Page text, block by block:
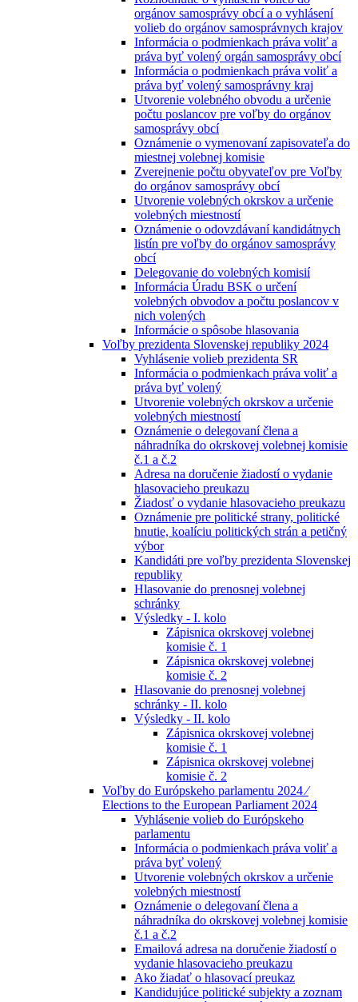
orgánov samosprávy obcí a o vyhlásení
volieb do orgánov samosprávnych krajov
Informácia o podmienkach práva voliť a
práva byť volený orgán samosprávy obcí
Informácia o podmienkach práva voliť a
práva byť volený samosprávny kraj
Utvorenie volebného obvodu a určenie
počtu poslancov pre voľby do orgánov
samosprávy obcí
Oznámenie o vymenovaní zapisovateľa do
miestnej volebnej komisie
Zverejnenie počtu obyvateľov pre Voľby
do orgánov samosprávy obcí
Utvorenie volebných okrskov a určenie
volebných miestností
Oznámenie o odovzdávaní kandidátnych
listín pre voľby do orgánov samosprávy
obcí
Delegovanie do volebných komisií
Informácia Úradu BSK o určení
volebných obvodov a počtu poslancov v
nich volených
Informácie o spôsobe hlasovania
Voľby prezidenta Slovenskej republiky 2024
Vyhlásenie volieb prezidenta SR
Informácia o podmienkach práva voliť a
práva byť volený
Utvorenie volebných okrskov a určenie
volebných miestností
Oznámenie o delegovaní člena a
náhradníka do okrskovej volebnej komisie
č.1 a č.2
Adresa na doručenie žiadostí o vydanie
hlasovacieho preukazu
Žiadosť o vydanie hlasovacieho preukazu
Oznámenie pre politické strany, politické
hnutie, koalíciu politických strán a petičný
výbor
Kandidáti pre voľby prezidenta Slovenskej
republiky
Hlasovanie do prenosnej volebnej
schránky
Výsledky - I. kolo
Zápisnica okrskovej volebnej
komisie č. 1
Zápisnica okrskovej volebnej
komisie č. 2
Hlasovanie do prenosnej volebnej
schránky - II. kolo
Výsledky - II. kolo
Zápisnica okrskovej volebnej
komisie č. 1
Zápisnica okrskovej volebnej
komisie č. 2
Voľby do Európskeho parlamentu 2024 ⁄
Elections to the European Parliament 2024
Vyhlásenie volieb do Európskeho
parlamentu
Informácia o podmienkach práva voliť a
práva byť volený
Utvorenie volebných okrskov a určenie
volebných miestností
Oznámenie o delegovaní člena a
náhradníka do okrskovej volebnej komisie
č.1 a č.2
Emailová adresa na doručenie žiadostí o
vydanie hlasovacieho preukazu
Ako žiadať o hlasovací preukaz
Kandidujúce politické subjekty a zoznam